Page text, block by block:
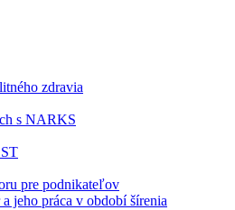
zdravia
s NARKS
pre podnikateľov
jeho práca v období šírenia